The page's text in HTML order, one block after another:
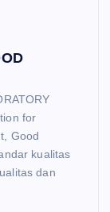
for
Good
kualitas
dan